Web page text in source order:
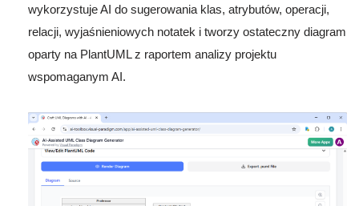
wykorzystuje AI do sugerowania klas, atrybutów, operacji,
relacji, wyjaśnieniowych notatek i tworzy ostateczny diagram
oparty na PlantUML z raportem analizy projektu
wspomaganym AI.